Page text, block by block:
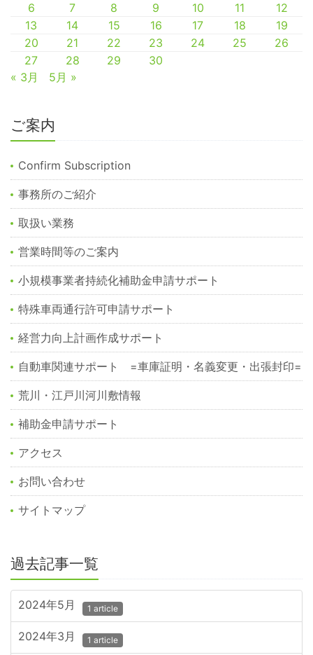
6
7 8 9 10 11
12
13
14 15 16 17 18
19
20
21 22 23 24 25
26
27
28 29
30
« 3月
5月 »
ご案内
Confirm Subscription
事務所のご紹介
取扱い業務
営業時間等のご案内
小規模事業者持続化補助金申請サポート
特殊車両通行許可申請サポート
経営力向上計画作成サポート
自動車関連サポート =車庫証明・名義変更・出張封印=
荒川・江戸川河川敷情報
補助金申請サポート
アクセス
お問い合わせ
サイトマップ
過去記事一覧
2024年5月 1 article
2024年3月 1 article